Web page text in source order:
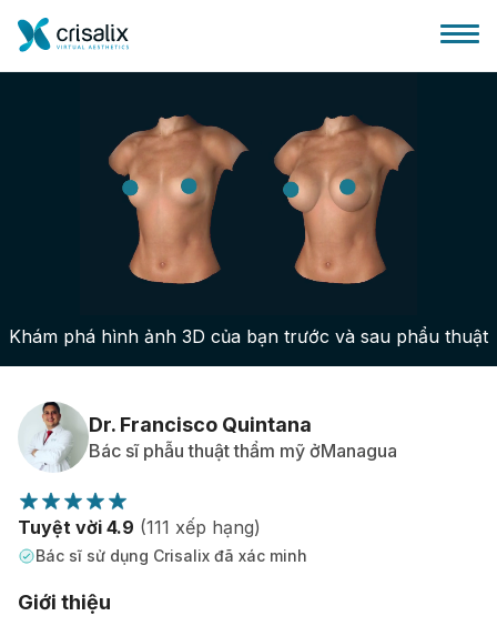
Bác sĩ phẫu thuật
Nền tảng kinh doanh 3D
Gói
Đánh giá của bệnh nhân
Khám phá hình ảnh 3D của bạn trước và sau phẩu thuật
Dr. Francisco Quintana
Bác sĩ phẫu thuật thẩm mỹ ởManagua
Tuyệt vời 4.9 (111 xếp hạng)
Bác sĩ sử dụng Crisalix đã xác minh
Giới thiệu